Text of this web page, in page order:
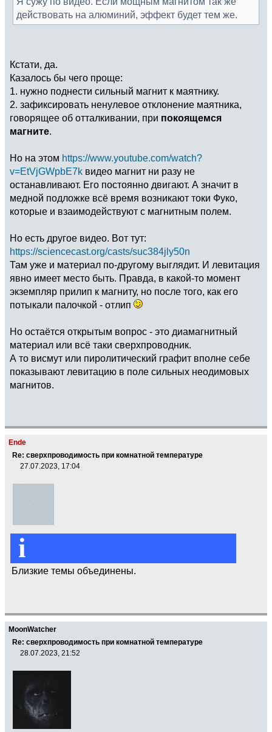
действовать на алюминий, эффект будет тем же.
Кстати, да.
Казалось бы чего проще:
1. нужно поднести сильный магнит к маятнику.
2. зафиксировать ненулевое отклонение маятника,
говорящее об отталкивании, при покоящемся
магните.
Но на этом https://www.youtube.com/watch?
v=EtVjGWpbE7k видео магнит ни разу не
останавливают. Его постоянно двигают. А значит в
медной подложке всё время возникают токи Фуко,
которые и взаимодействуют с магнитным полем.
Но есть другое видео. Вот тут:
https://sciencecast.org/casts/suc384jly50n
Там уже и материал по-другому выглядит. И левитация
явно имеет место быть. Правда, в какой-то момент
экземпляр прилип к магниту, но после того, как его
потыкали палочкой - отлип
Но остаётся открытым вопрос - это диамагнитный
материал или всё таки сверхпроводник.
А то висмут или пиролитический графит вполне себе
показывают левитацию в поле сильных неодимовых
магнитов.
Ende
Re: сверхпроводимость при комнатной температуре
27.07.2023, 17:04
i
Близкие темы объединены.
MoonWatcher
Re: сверхпроводимость при комнатной температуре
28.07.2023, 21:52